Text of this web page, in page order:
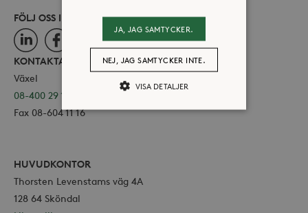
FÖLJ OSS I SOCIALA MEDIER
LinkedInFacebookInstagram
KONTAKTA OSS
Växel
08-400 29 100
Fax 08-604 11 16
HUVUDKONTOR
Thorsten Levenstams väg 4A
128 64 Sköndal
JA, JAG SAMTYCKER.
NEJ, JAG SAMTYCKER INTE.
VISA DETALJER
Strikt nödvändiga kakor tillåter